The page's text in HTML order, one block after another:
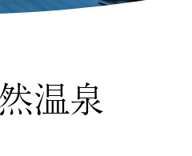
温泉